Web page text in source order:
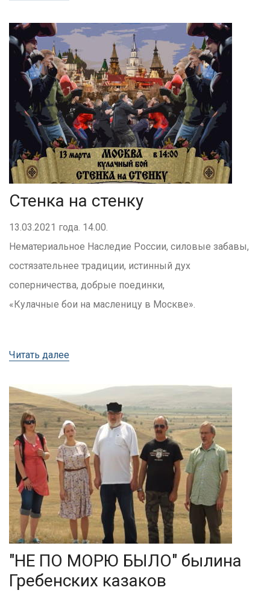
Стенка на стенку
13.03.2021 года. 14.00.
Нематериальное Наследие России, силовые забавы,
состязательнее традиции, истинный дух
соперничества, добрые поединки,
«Кулачные бои на масленицу в Москве».
Читать далее
"НЕ ПО МОРЮ БЫЛО" былина
Гребенских казаков